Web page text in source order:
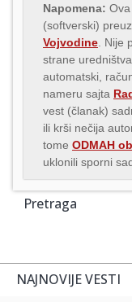
Napomena:
(softverski)
Vojvodine .
strane
automatski,
nameru sajta
vest (članak)
ili krši nečija
tome ODMAH
uklonili sporni
Pretraga
NAJNOVIJE VESTI